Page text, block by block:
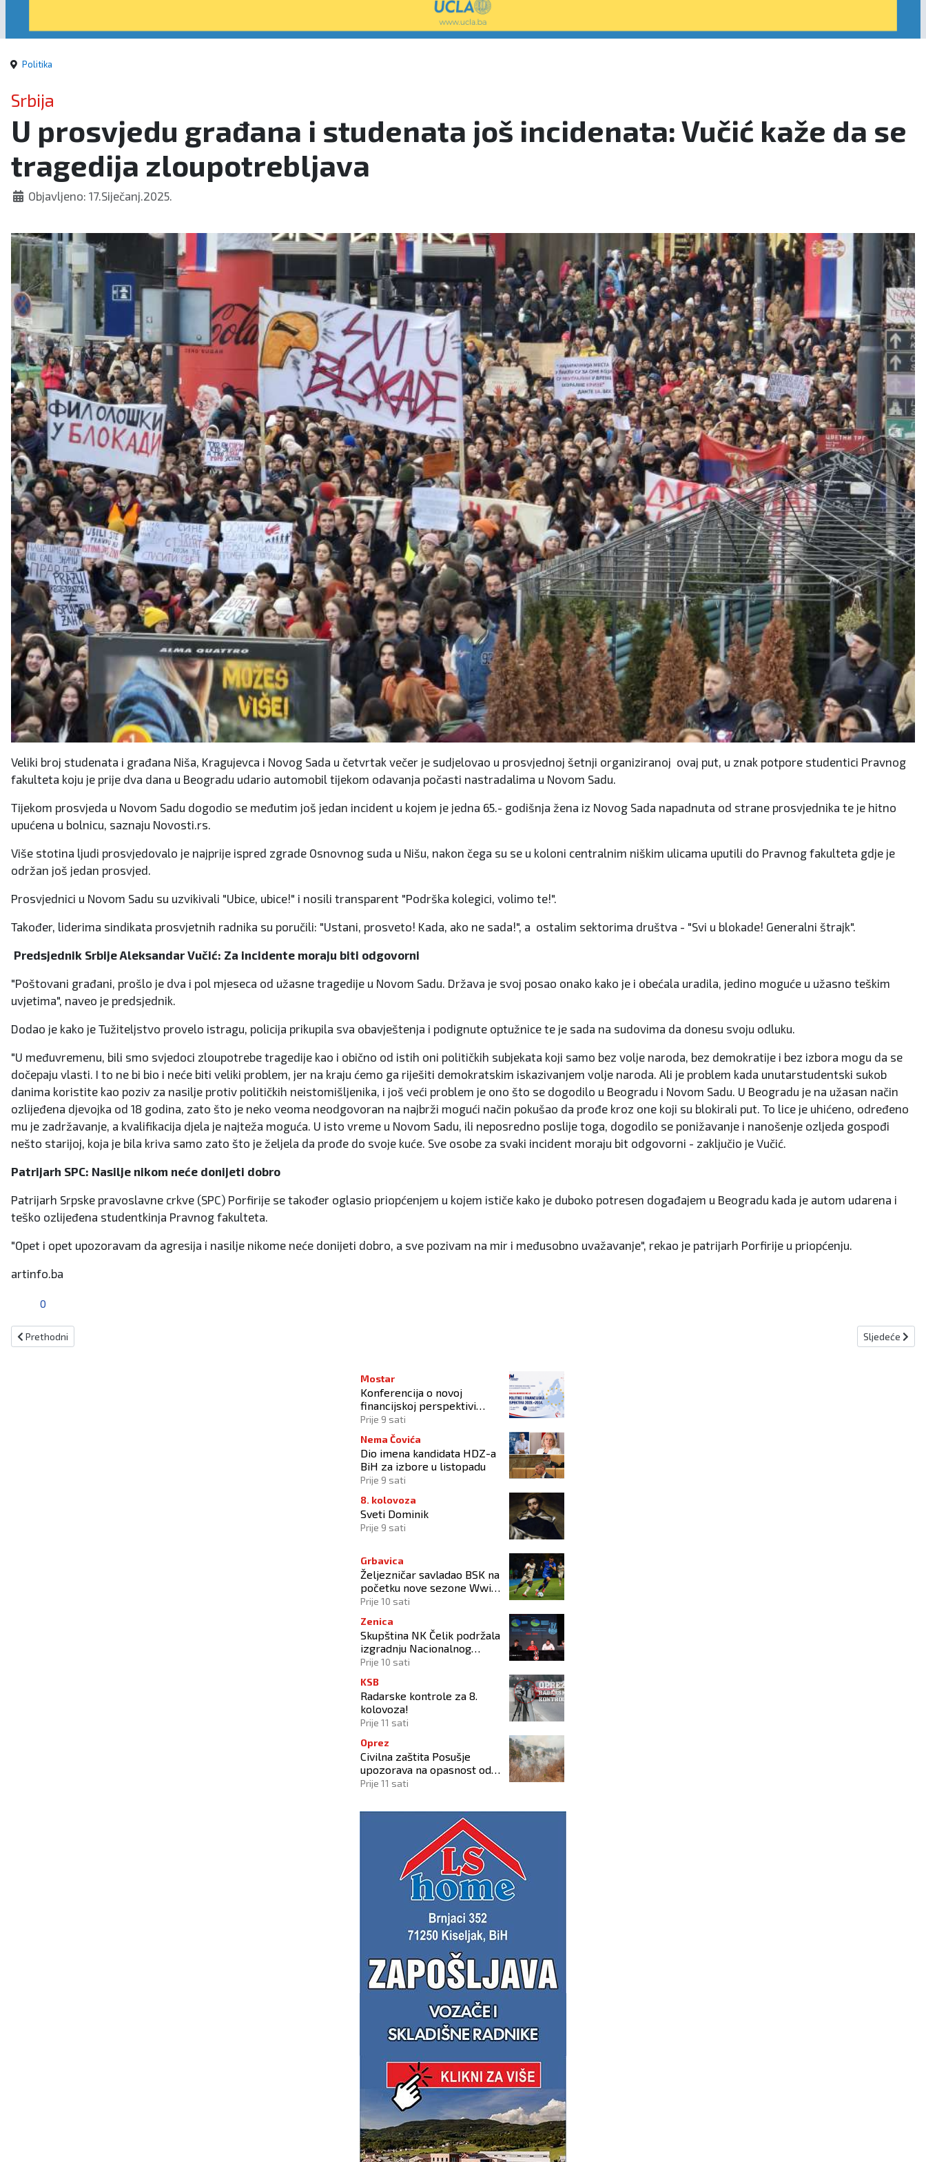
Politika
Srbija
U prosvjedu građana i studenata još incidenata: Vučić kaže da se
tragedija zloupotrebljava
Objavljeno: 17.Siječanj.2025.
Veliki broj studenata i građana Niša, Kragujevca i Novog Sada u četvrtak večer je sudjelovao u prosvjednoj šetnji organiziranoj ovaj put, u znak potpore studentici Pravnog
fakulteta koju je prije dva dana u Beogradu udario automobil tijekom odavanja počasti nastradalima u Novom Sadu.
Tijekom prosvjeda u Novom Sadu dogodio se međutim još jedan incident u kojem je jedna 65.- godišnja žena iz Novog Sada napadnuta od strane prosvjednika te je hitno
upućena u bolnicu, saznaju Novosti.rs.
Više stotina ljudi prosvjedovalo je najprije ispred zgrade Osnovnog suda u Nišu, nakon čega su se u koloni centralnim niškim ulicama uputili do Pravnog fakulteta gdje je
održan još jedan prosvjed.
Prosvjednici u Novom Sadu su uzvikivali "Ubice, ubice!" i nosili transparent "Podrška kolegici, volimo te!".
Također, liderima sindikata prosvjetnih radnika su poručili: "Ustani, prosveto! Kada, ako ne sada!", a ostalim sektorima društva - "Svi u blokade! Generalni štrajk".
Predsjednik Srbije Aleksandar Vučić: Za incidente moraju biti odgovorni
"Poštovani građani, prošlo je dva i pol mjeseca od užasne tragedije u Novom Sadu. Država je svoj posao onako kako je i obećala uradila, jedino moguće u užasno teškim
uvjetima", naveo je predsjednik.
Dodao je kako je Tužiteljstvo provelo istragu, policija prikupila sva obavještenja i podignute optužnice te je sada na sudovima da donesu svoju odluku.
"U međuvremenu, bili smo svjedoci zloupotrebe tragedije kao i obično od istih oni političkih subjekata koji samo bez volje naroda, bez demokratije i bez izbora mogu da se
dočepaju vlasti. I to ne bi bio i neće biti veliki problem, jer na kraju ćemo ga riješiti demokratskim iskazivanjem volje naroda. Ali je problem kada unutarstudentski sukob
danima koristite kao poziv za nasilje protiv političkih neistomišljenika, i još veći problem je ono što se dogodilo u Beogradu i Novom Sadu. U Beogradu je na užasan način
ozlijeđena djevojka od 18 godina, zato što je neko veoma neodgovoran na najbrži mogući način pokušao da prođe kroz one koji su blokirali put. To lice je uhićeno, određeno
mu je zadržavanje, a kvalifikacija djela je najteža moguća. U isto vreme u Novom Sadu, ili neposredno poslije toga, dogodilo se ponižavanje i nanošenje ozljeda gospođi
nešto starijoj, koja je bila kriva samo zato što je željela da prođe do svoje kuće. Sve osobe za svaki incident moraju bit odgovorni - zaključio je Vučić.
Patrijarh SPC: Nasilje nikom neće donijeti dobro
Patrijarh Srpske pravoslavne crkve (SPC) Porfirije se također oglasio priopćenjem u kojem ističe kako je duboko potresen događajem u Beogradu kada je autom udarena i
teško ozlijeđena studentkinja Pravnog fakulteta.
"Opet i opet upozoravam da agresija i nasilje nikome neće donijeti dobro, a sve pozivam na mir i međusobno uvažavanje", rekao je patrijarh Porfirije u priopćenju.
artinfo.ba
0
Prethodni članak: U 2024. u FBiH uplaćeno rekordnih 7.949.633.244 KM javnih prihoda
Prethodni Sljedeći
Sljedeće
Mostar
Konferencija o novoj
financijskoj perspektivi
Europske unije 2028.–2034.
Prije 9 sati
Nema Čovića
Dio imena kandidata HDZ-a
BiH za izbore u listopadu
Prije 9 sati
8. kolovoza
Sveti Dominik
Prije 9 sati
Grbavica
Željezničar savladao BSK na
početku nove sezone Wwin
lige BiH
Prije 10 sati
Zenica
Skupština NK Čelik podržala
izgradnju Nacionalnog
stadiona
Prije 10 sati
KSB
Radarske kontrole za 8.
kolovoza!
Prije 11 sati
Oprez
Civilna zaštita Posušje
upozorava na opasnost od
požara na Blidinju
Prije 11 sati